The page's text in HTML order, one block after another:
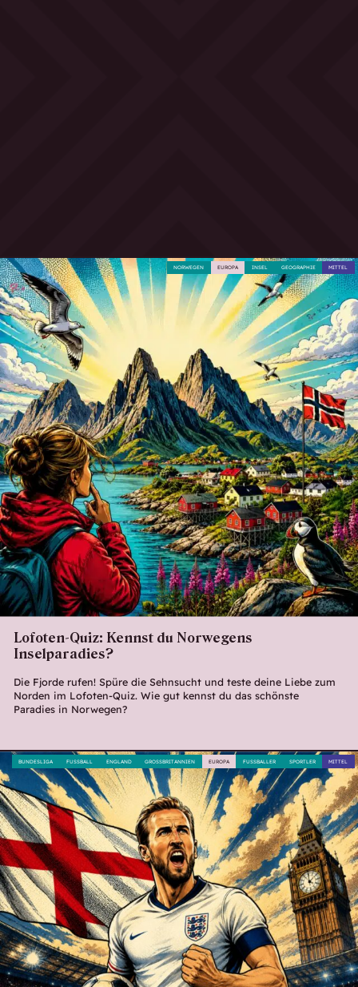
Lofoten-Quiz: Kennst du Norwegens
Inselparadies?
Die Fjorde rufen! Spüre die Sehnsucht und teste deine Liebe zum
Norden im Lofoten-Quiz. Wie gut kennst du das schönste
Paradies in Norwegen?
MITTEL
GEOGRAPHIE
INSEL
EUROPA
NORWEGEN
MITTEL
SPORTLER
FUSSBALLER
EUROPA
GROSSBRITANNIEN
ENGLAND
FUSSBALL
BUNDESLIGA